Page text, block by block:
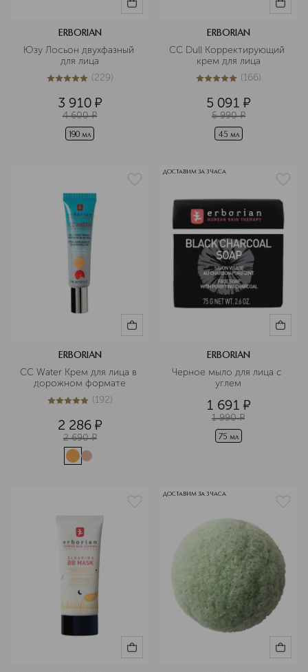
ERBORIAN
Юзу Лосьон двухфазный
для лица
5из 5229 (229)
3 910 ¤
4 600 ¤
190 мл
ERBORIAN
CC Dull Корректирующий
крем для лица
5из 5166 (166)
5 091 ¤
5 990 ¤
45 мл
ERBORIAN
CC Water Крем для лица в
дорожном формате
4.9из5192 (192)
2 286 ¤
2 690 ¤
ДОСТАВИМ ЗА 3 ЧАСА
ERBORIAN
Черное мыло для лица с
углем
1 691 ¤
1 990 ¤
75 мл
ДОСТАВИМ ЗА 3 ЧАСА